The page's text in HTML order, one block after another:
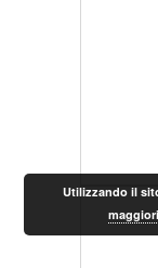
Utilizzando il